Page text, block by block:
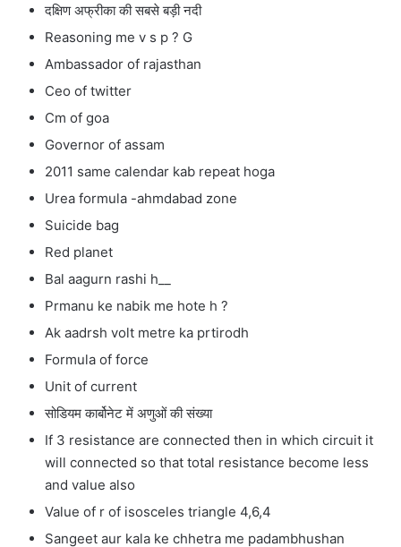
दक्षिण अफ्रीका की सबसे बड़ी नदी
Reasoning me v s p ? G
Ambassador of rajasthan
Ceo of twitter
Cm of goa
Governor of assam
2011 same calendar kab repeat hoga
Urea formula -ahmdabad zone
Suicide bag
Red planet
Bal aagurn rashi h__
Prmanu ke nabik me hote h ?
Ak aadrsh volt metre ka prtirodh
Formula of force
Unit of current
सोडियम कार्बोनेट में अणुओं की संख्या
If 3 resistance are connected then in which circuit it
will connected so that total resistance become less
and value also
Value of r of isosceles triangle 4,6,4
Sangeet aur kala ke chhetra me padambhushan